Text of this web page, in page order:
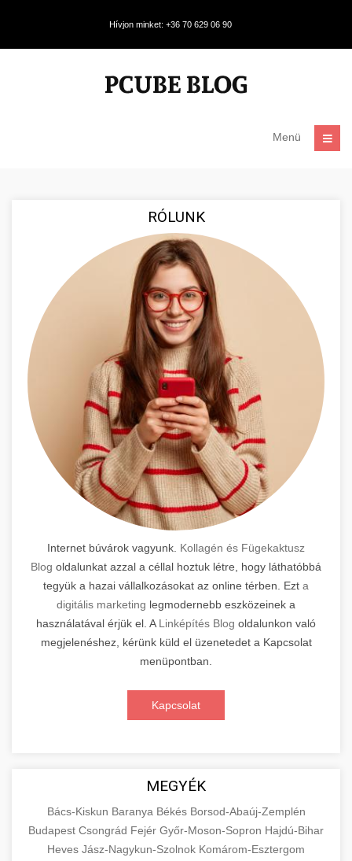
Hívjon minket: +36 70 629 06 90
Menü
RÓLUNK
Internet búvárok vagyunk. Kollagén és Fügekaktusz
Blog oldalunkat azzal a céllal hoztuk létre, hogy láthatóbbá
tegyük a hazai vállalkozásokat az online térben. Ezt a
digitális marketing legmodernebb eszközeinek a
használatával érjük el. A Linképítés Blog oldalunkon való
megjelenéshez, kérünk küld el üzenetedet a Kapcsolat
menüpontban.
Kapcsolat
MEGYÉK
Bács-Kiskun Baranya Békés Borsod-Abaúj-Zemplén
Budapest Csongrád Fejér Győr-Moson-Sopron Hajdú-Bihar
Heves Jász-Nagykun-Szolnok Komárom-Esztergom